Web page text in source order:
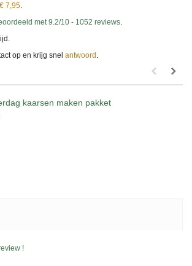
€ 7,95
met 9.2/10 - 1052 reviews
op en krijg snel antwoord
kaarsen maken pakket
!